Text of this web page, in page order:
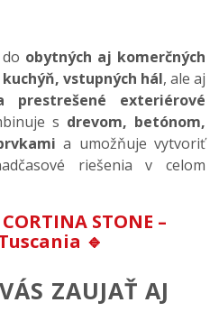
obytných aj komerčných
vstupných hál, ale aj
prestrešené exteriérové
s drevom, betónom,
a umožňuje vytvoriť
riešenia v celom
STONE –
🔹
ZAUJAŤ AJ